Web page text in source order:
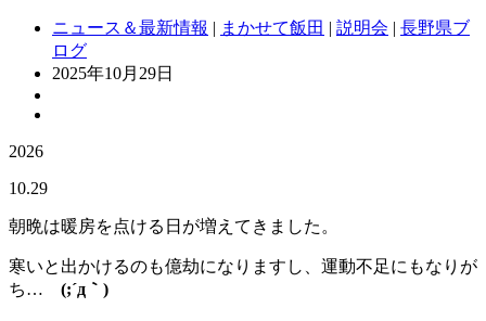
ニュース＆最新情報 | まかせて飯田 | 説明会 | 長野県ブ
ログ
2025年10月29日
2026
10.29
朝晩は暖房を点ける日が増えてきました。
寒いと出かけるのも億劫になりますし、運動不足にもなりが
ち… (;´д｀)